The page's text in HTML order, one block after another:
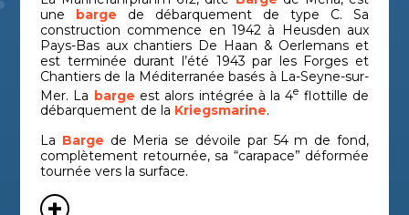
une barge de débarquement de type C. Sa
construction commence en 1942 à Heusden aux
Pays-Bas aux chantiers De Haan & Oerlemans et
est terminée durant l’été 1943 par les Forges et
Chantiers de la Méditerranée basés à La-Seyne-sur-
Mer. La barge est alors intégrée à la 4e flottille de
débarquement de la Kriegsmarine.
La Barge de Meria se dévoile par 54 m de fond,
complètement retournée, sa “carapace” déformée
tournée vers la surface.